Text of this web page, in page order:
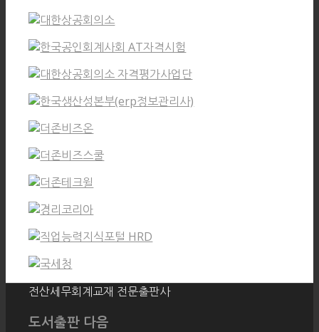
전산세무회계교재 전문출판사
도서출판 다음